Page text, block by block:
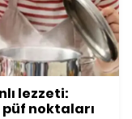
lezzeti:
noktaları